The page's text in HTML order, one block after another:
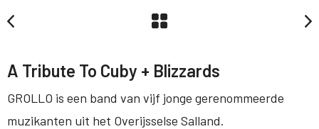
A Tribute To Cuby + Blizzards
GROLLO is een band van vijf jonge gerenommeerde
muzikanten uit het Overijsselse Salland.